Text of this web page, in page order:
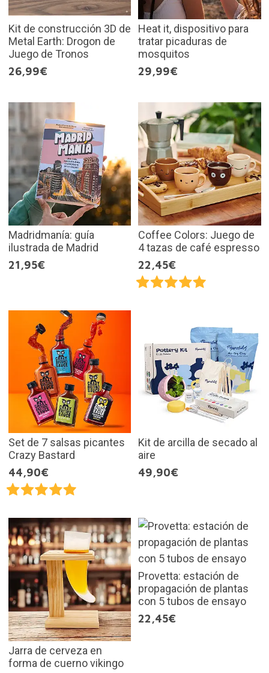
Kit de construcción 3D de
Metal Earth: Drogon de
Juego de Tronos
26,99€
Heat it, dispositivo para
tratar picaduras de
mosquitos
29,99€
Madridmanía: guía
ilustrada de Madrid
21,95€
Coffee Colors: Juego de
4 tazas de café espresso
22,45€
Set de 7 salsas picantes
Crazy Bastard
44,90€
Kit de arcilla de secado al
aire
49,90€
Jarra de cerveza en
forma de cuerno vikingo
Provetta: estación de
propagación de plantas
con 5 tubos de ensayo
22,45€